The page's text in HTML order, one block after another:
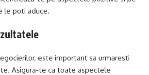
le poti aduce.
este important sa urmaresti
Asigura-te ca toate aspectele